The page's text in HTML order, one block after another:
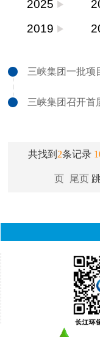
2025
2019
三峡集团一批项
三峡集团召开首
共找到 2条记录
页 尾页